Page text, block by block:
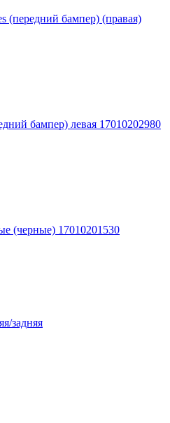
(передний бампер) (правая)
бампер) левая 17010202980
(черные) 17010201530
задняя